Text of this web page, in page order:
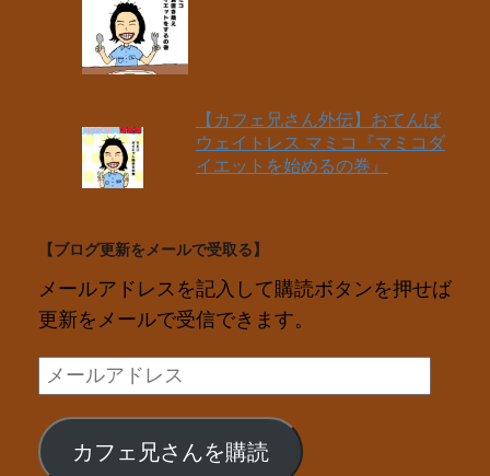
【カフェ兄さん外伝】おてんば
ウェイトレス マミコ『マミコダ
イエットを始めるの巻』
【ブログ更新をメールで受取る】
メールアドレスを記入して購読ボタンを押せば
更新をメールで受信できます。
メ
ー
ル
ア
カフェ兄さんを購読